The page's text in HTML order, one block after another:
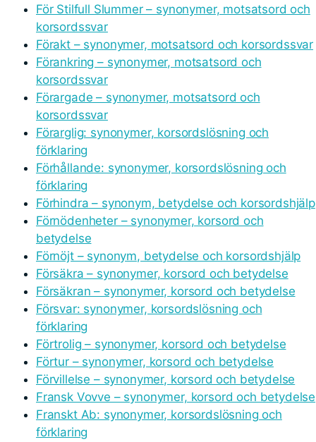
För Stilfull Slummer – synonymer, motsatsord och
korsordssvar
Förakt – synonymer, motsatsord och korsordssvar
Förankring – synonymer, motsatsord och
korsordssvar
Förargade – synonymer, motsatsord och
korsordssvar
Förarglig: synonymer, korsordslösning och
förklaring
Förhållande: synonymer, korsordslösning och
förklaring
Förhindra – synonym, betydelse och korsordshjälp
Förnödenheter – synonymer, korsord och
betydelse
Förnöjt – synonym, betydelse och korsordshjälp
Försäkra – synonymer, korsord och betydelse
Försäkran – synonymer, korsord och betydelse
Försvar: synonymer, korsordslösning och
förklaring
Förtrolig – synonymer, korsord och betydelse
Förtur – synonymer, korsord och betydelse
Förvillelse – synonymer, korsord och betydelse
Fransk Vovve – synonymer, korsord och betydelse
Franskt Ab: synonymer, korsordslösning och
förklaring